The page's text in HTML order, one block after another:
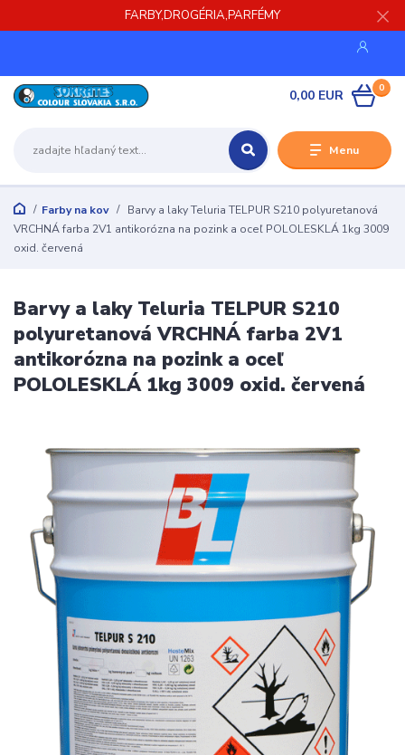
FARBY,DROGÉRIA,PARFÉMY
Menu
0
0,00 EUR
Farby na kov
Barvy a laky Teluria TELPUR S210 polyuretanová
VRCHNÁ farba 2V1 antikorózna na pozink a oceľ POLOLESKLÁ 1kg 3009
oxid. červená
Barvy a laky Teluria TELPUR S210
polyuretanová VRCHNÁ farba 2V1
antikorózna na pozink a oceľ
POLOLESKLÁ 1kg 3009 oxid. červená